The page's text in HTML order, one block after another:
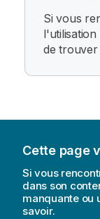
Si vous
l'utilisation
de trouver
Cette page
Si vous
dans son
manquante ou
savoir.